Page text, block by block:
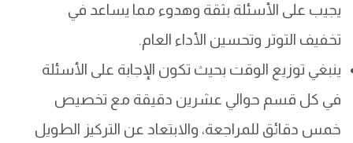
يجيب على الأسئلة بثقة وهدوء مما يساعد في
تخفيف التوتر وتحسين الأداء العام.
ينبغي توزيع الوقت بحيث تكون الإجابة على الأسئلة
في كل قسم حوالي عشرين دقيقة مع تخصيص
خمس دقائق للمراجعة، والابتعاد عن التركيز الطويل